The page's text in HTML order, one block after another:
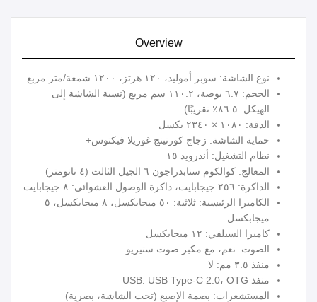
Overview
نوع الشاشة: سوبر أموليد، ١٢٠ هرتز، ١٢٠٠ شمعة/متر مربع
الحجم: ٦.٧ بوصة، ١١٠.٢ سم مربع (نسبة الشاشة إلى
الهيكل: ٨٦.٥٪ تقريبًا)
الدقة: ١٠٨٠ × ٢٣٤٠ بكسل
حماية الشاشة: زجاج كورنينج غوريلا فيكتوس+
نظام التشغيل: أندرويد ١٥
المعالج: كوالكوم سنابدراجون ٦ الجيل الثالث (٤ نانومتر)
الذاكرة: ٢٥٦ جيجابايت، ذاكرة الوصول العشوائي: ٨ جيجابايت
الكاميرا الرئيسية: ثلاثية: ٥٠ ميجابكسل، ٨ ميجابكسل، ٥
ميجابكسل
كاميرا السيلفي: ١٢ ميجابكسل
الصوت: نعم، مع مكبر صوت ستيريو
منفذ ٣.٥ مم: لا
منفذ USB: USB Type-C 2.0، OTG
المستشعرات: بصمة الإصبع (تحت الشاشة، بصرية)